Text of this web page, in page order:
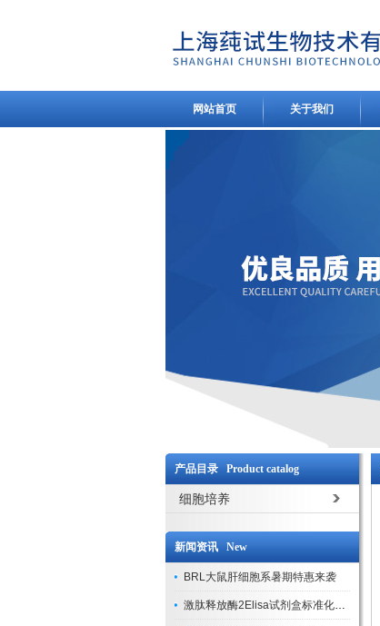
网站首页 关于我们
产品目录 Product catalog
细胞培养
新闻资讯 New
BRL大鼠肝细胞系暑期特惠来袭
激肽释放酶2Elisa试剂盒标准化实验操作与质控体系解析